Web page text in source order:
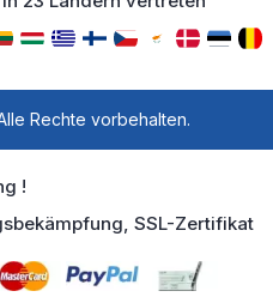
Rechte vorbehalten.
!
SSL-Zertifikat